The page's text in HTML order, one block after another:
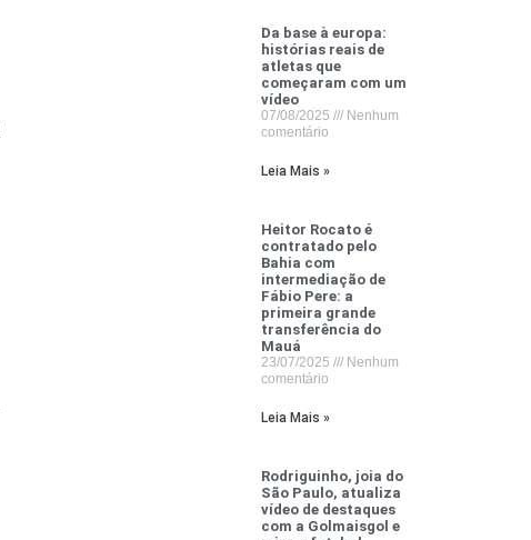
Da base à europa:
histórias reais de
atletas que
começaram com um
vídeo
07/08/2025
Nenhum
comentário
Leia Mais »
Heitor Rocato é
contratado pelo
Bahia com
intermediação de
Fábio Pere: a
primeira grande
transferência do
Mauá
23/07/2025
Nenhum
comentário
Leia Mais »
Rodriguinho, joia do
São Paulo, atualiza
vídeo de destaques
com a Golmaisgol e